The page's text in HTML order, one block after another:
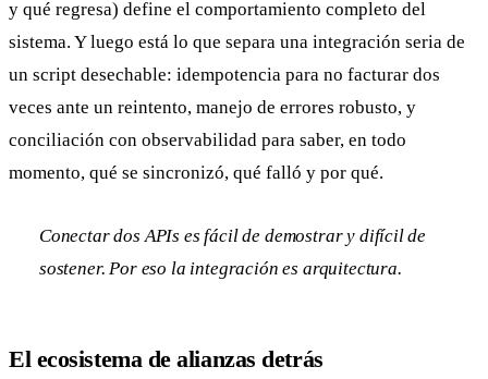
y qué regresa) define el comportamiento completo del
sistema. Y luego está lo que separa una integración seria de
un script desechable: idempotencia para no facturar dos
veces ante un reintento, manejo de errores robusto, y
conciliación con observabilidad para saber, en todo
momento, qué se sincronizó, qué falló y por qué.
Conectar dos APIs es fácil de demostrar y difícil de
sostener. Por eso la integración es arquitectura.
El ecosistema de alianzas detrás